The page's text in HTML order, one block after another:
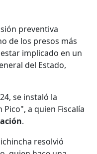
preventiva
de los presos más
implicado en un
del Estado,
se instaló la
a quien Fiscalía
.
resolvió